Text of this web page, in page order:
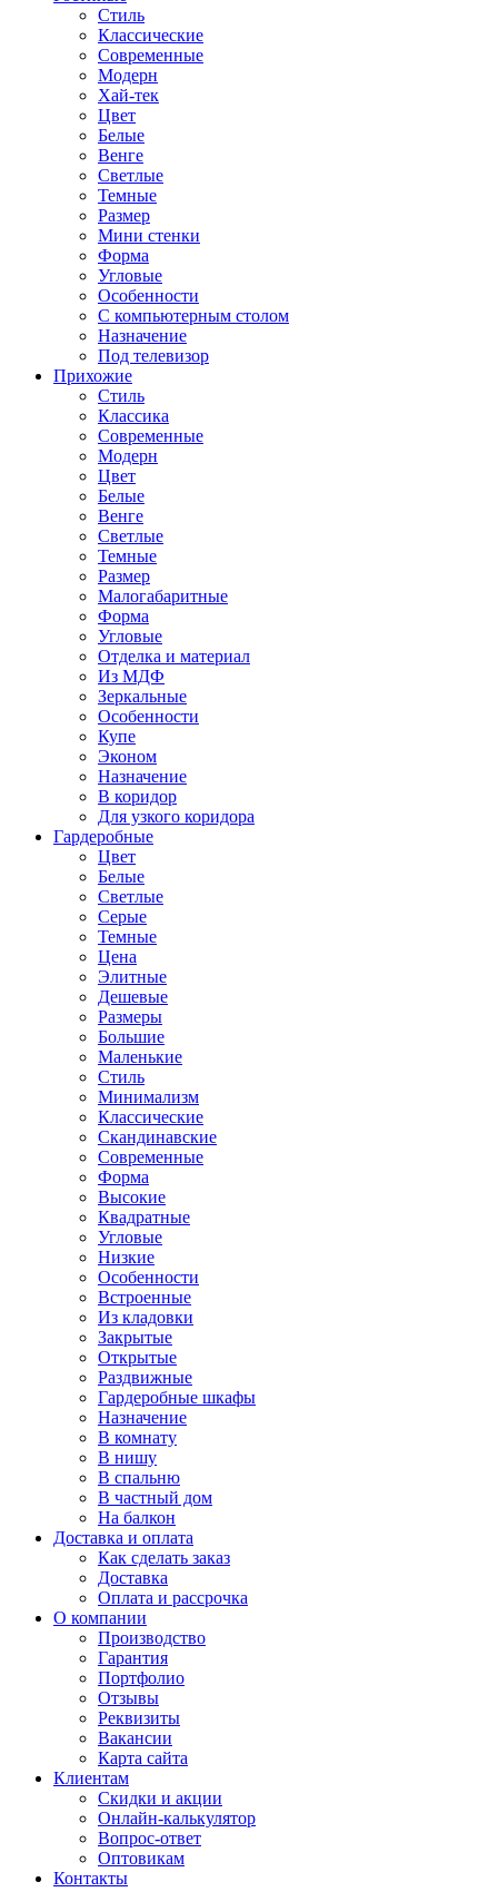
Стиль
Классические
Современные
Модерн
Хай-тек
Цвет
Белые
Венге
Светлые
Темные
Размер
Мини стенки
Форма
Угловые
Особенности
С компьютерным столом
Назначение
Под телевизор
Прихожие
Стиль
Классика
Современные
Модерн
Цвет
Белые
Венге
Светлые
Темные
Размер
Малогабаритные
Форма
Угловые
Отделка и материал
Из МДФ
Зеркальные
Особенности
Купе
Эконом
Назначение
В коридор
Для узкого коридора
Гардеробные
Цвет
Белые
Светлые
Серые
Темные
Цена
Элитные
Дешевые
Размеры
Большие
Маленькие
Стиль
Минимализм
Классические
Скандинавские
Современные
Форма
Высокие
Квадратные
Угловые
Низкие
Особенности
Встроенные
Из кладовки
Закрытые
Открытые
Раздвижные
Гардеробные шкафы
Назначение
В комнату
В нишу
В спальню
В частный дом
На балкон
Доставка и оплата
Как сделать заказ
Доставка
Оплата и рассрочка
О компании
Производство
Гарантия
Портфолио
Отзывы
Реквизиты
Вакансии
Карта сайта
Клиентам
Скидки и акции
Онлайн-калькулятор
Вопрос-ответ
Оптовикам
Контакты